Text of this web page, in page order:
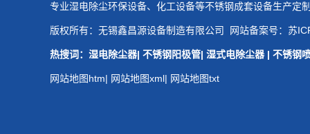
专业湿电除尘环保设备、化工设备等不锈钢成套设备生产定
版权所有：无锡鑫昌源设备制造有限公司 网站备案号： 苏
热搜词： 湿电除尘器| 不锈钢阳极管| 湿式电除尘器| 不锈钢
网站地图htm| 网站地图xml| 网站地图txt